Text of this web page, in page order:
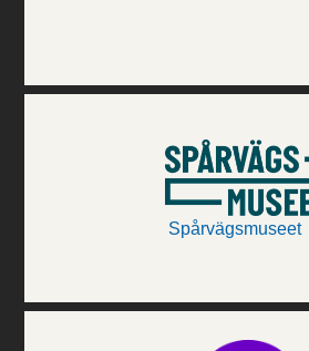
Spårvägsmuseet